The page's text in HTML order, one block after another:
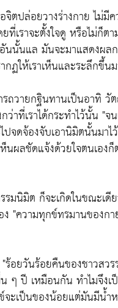
จิตปล่อยวางร่างกาย ไม่มี
ยที่เราจะตั้งใจดู หรือไม่ก็
นั้นแล มันจะมาแสดงผลก
ฏให้เราเห็นและระลึกขึ้น
รถวายกฐินทานเป็นอาทิ
าที่เราได้กระทำไว้นั้น "จ
ปจดจ้องจับเอานิมิตนั้นมา
นผลชัดแจ้งด้วยใจตนเอง
มนิมิต ก็จะเกิดในขณะเดี
"ความทุกข์ทรมานของก
"ร้อยวันร้อยคืนของชาวสว
ๆ ปี เหมือนกัน ทำไมจึงเ
จะเป็นของน้อยแต่มันมีน้ำ